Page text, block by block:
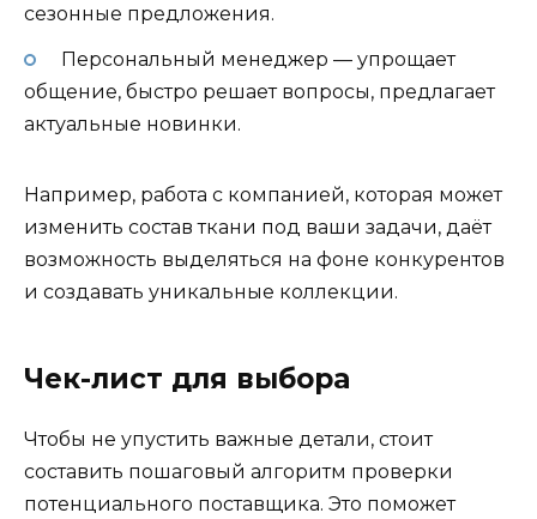
сезонные предложения.
Персональный менеджер — упрощает
общение, быстро решает вопросы, предлагает
актуальные новинки.
Например, работа с компанией, которая может
изменить состав ткани под ваши задачи, даёт
возможность выделяться на фоне конкурентов
и создавать уникальные коллекции.
Чек-лист для выбора
Чтобы не упустить важные детали, стоит
составить пошаговый алгоритм проверки
потенциального поставщика. Это поможет